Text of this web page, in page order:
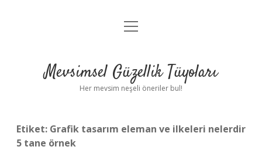
Anasayfa
Yasal Uyarı
menüyü
Mevsimsel Güzellik Tüyoları
Her mevsim neşeli öneriler bul!
Etiket: Grafik tasarım eleman ve ilkeleri nelerdir
5 tane örnek